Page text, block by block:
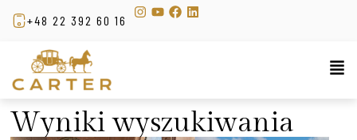
+48 22 392 60 16
Wyniki wyszukiwania